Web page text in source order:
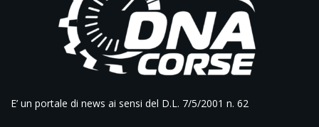
E’ un portale di news ai sensi del D.L. 7/5/2001 n. 62